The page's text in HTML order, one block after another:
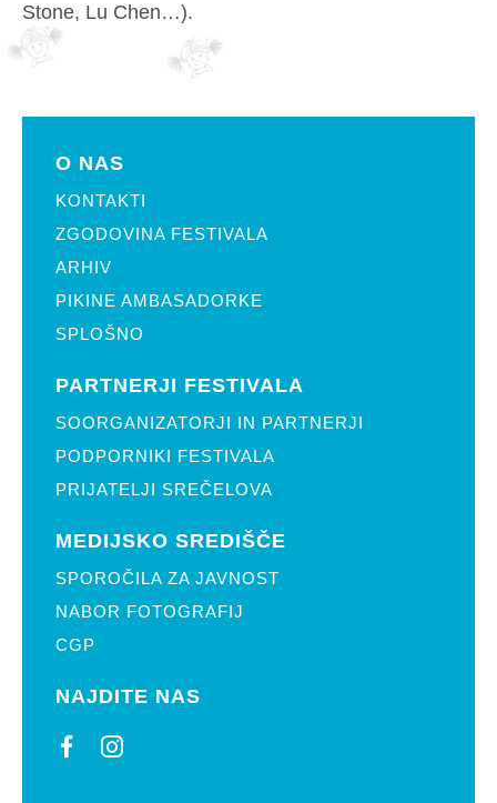
Stone, Lu Chen…).
O NAS
KONTAKTI
ZGODOVINA FESTIVALA
ARHIV
PIKINE AMBASADORKE
SPLOŠNO
PARTNERJI FESTIVALA
SOORGANIZATORJI IN PARTNERJI
PODPORNIKI FESTIVALA
PRIJATELJI SREČELOVA
MEDIJSKO SREDIŠČE
SPOROČILA ZA JAVNOST
NABOR FOTOGRAFIJ
CGP
NAJDITE NAS